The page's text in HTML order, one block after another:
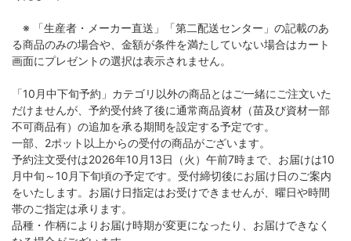
※ 「生産者・メーカー直送」「第二配送センター」の記載のあ
る商品のみの場合や、金額が条件を満たしていない場合はカート
画面にプレゼントの選択は表示されません。
「10月中下旬予約」カテゴリ以外の商品とはご一緒にご注文いた
だけませんが、予約受付終了後に通常商品資材（苗及び資材一部
不可商品有）の追加を承る期間を設定する予定です。
一部、2ポット以上からの受付の商品がございます。
予約注文受付は2026年10月13日（火）午前7時まで、お届けは10
月中旬～10月下旬頃の予定です。受付締切後にお届け日のご案内
をいたします。お届け日指定はお受けできませんが、曜日や時間
帯のご指定は承ります。
品種・作柄によりお届け時期が変更になったり、お届けできなく